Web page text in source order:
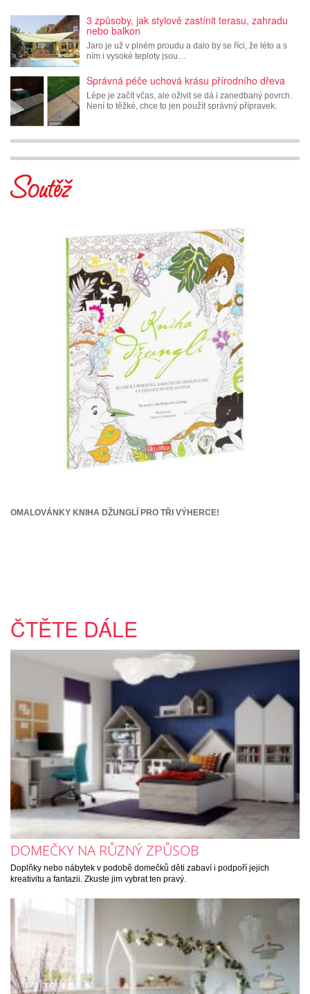
3 způsoby, jak stylově zastínit terasu, zahradu
nebo balkon
Jaro je už v plném proudu a dalo by se říci, že léto a s
ním i vysoké teploty jsou…
Správná péče uchová krásu přírodního dřeva
Lépe je začít včas, ale oživit se dá i zanedbaný povrch.
Není to těžké, chce to jen použít správný přípravek.
OMALOVÁNKY KNIHA DŽUNGLÍ PRO TŘI VÝHERCE!
ČTĚTE DÁLE
DOMEČKY NA RŮZNÝ ZPŮSOB
Doplňky nebo nábytek v podobě domečků děti zabaví i podpoří jejich
kreativitu a fantazii. Zkuste jim vybrat ten pravý.